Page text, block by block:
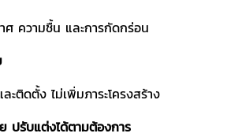
ความชื้น และการกัดกร่อน
ะติดตั้ง ไม่เพิ่มภาระโครงสร้าง
ปรับแต่งได้ตามต้องการ